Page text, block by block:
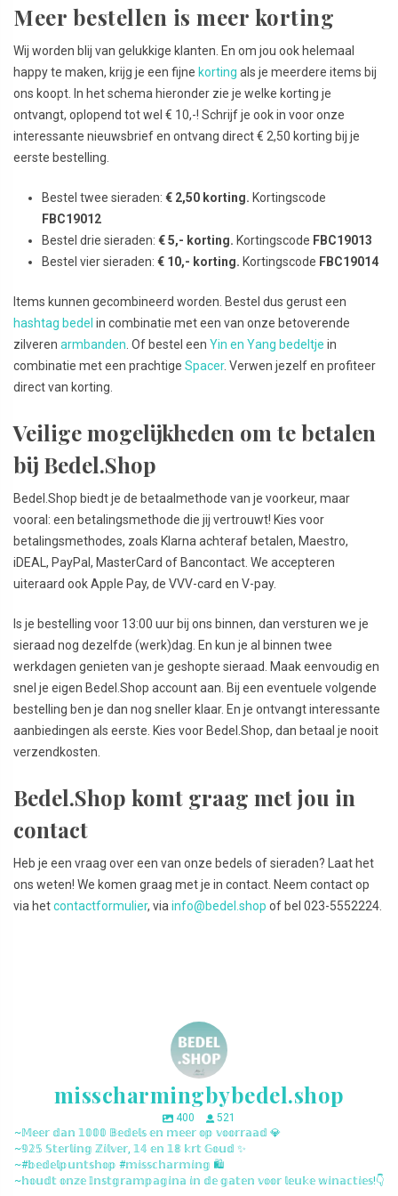
Meer bestellen is meer korting
Wij worden blij van gelukkige klanten. En om jou ook helemaal
happy te maken, krijg je een fijne korting als je meerdere items bij
ons koopt. In het schema hieronder zie je welke korting je
ontvangt, oplopend tot wel € 10,-! Schrijf je ook in voor onze
interessante nieuwsbrief en ontvang direct € 2,50 korting bij je
eerste bestelling.
Bestel twee sieraden: € 2,50 korting. Kortingscode
FBC19012
Bestel drie sieraden: € 5,- korting. Kortingscode FBC19013
Bestel vier sieraden: € 10,- korting. Kortingscode FBC19014
Items kunnen gecombineerd worden. Bestel dus gerust een
hashtag bedel in combinatie met een van onze betoverende
zilveren armbanden . Of bestel een Yin en Yang bedeltje in
combinatie met een prachtige Spacer. Verwen jezelf en profiteer
direct van korting.
Veilige mogelijkheden om te betalen
bij Bedel.Shop
Bedel.Shop biedt je de betaalmethode van je voorkeur, maar
vooral: een betalingsmethode die jij vertrouwt! Kies voor
betalingsmethodes, zoals Klarna achteraf betalen, Maestro,
iDEAL, PayPal, MasterCard of Bancontact. We accepteren
uiteraard ook Apple Pay, de VVV-card en V-pay.
Is je bestelling voor 13:00 uur bij ons binnen, dan versturen we je
sieraad nog dezelfde (werk)dag. En kun je al binnen twee
werkdagen genieten van je geshopte sieraad. Maak eenvoudig en
snel je eigen Bedel.Shop account aan. Bij een eventuele volgende
bestelling ben je dan nog sneller klaar. En je ontvangt interessante
aanbiedingen als eerste. Kies voor Bedel.Shop, dan betaal je nooit
verzendkosten.
Bedel.Shop komt graag met jou in
contact
Heb je een vraag over een van onze bedels of sieraden? Laat het
ons weten! We komen graag met je in contact. Neem contact op
via hetcontactformulier, via info@bedel.shop of bel 023-5552224.
misscharmingbybedel.shop
400
521
~𝕄𝕖𝕖𝕣 𝕕𝕒𝕟 𝟙𝟘𝟘𝟘 𝔹𝕖𝕕𝕖𝕝𝕤 𝕖𝕟 𝕞𝕖𝕖𝕣 𝕠𝕡 𝕧𝕠𝕠𝕣𝕣𝕒𝕒𝕕 💎
~𝟡𝟚𝟝 𝕊𝕥𝕖𝕣𝕝𝕚𝕟𝕘 ℤ𝕚𝕝𝕧𝕖𝕣, 𝟙𝟜 𝕖𝕟 𝟙𝟠 𝕜𝕣𝕥 𝔾𝕠𝕦𝕕 ✨
~#𝕓𝕖𝕕𝕖𝕝𝕡𝕦𝕟𝕥𝕤𝕙𝕠𝕡 #𝕞𝕚𝕤𝕤𝕔𝕙𝕒𝕣𝕞𝕚𝕟𝕘 🛍️
~𝕙𝕠𝕦𝕕𝕥 𝕠𝕟𝕫𝕖 𝕀𝕟𝕤𝕥𝕘𝕣𝕒𝕞𝕡𝕒𝕘𝕚𝕟𝕒 𝕚𝕟 𝕕𝕖 𝕘𝕒𝕥𝕖𝕟 𝕧𝕠𝕠𝕣 𝕝𝕖𝕦𝕜𝕖 𝕨𝕚𝕟𝕒𝕔𝕥𝕚𝕖𝕤!👇